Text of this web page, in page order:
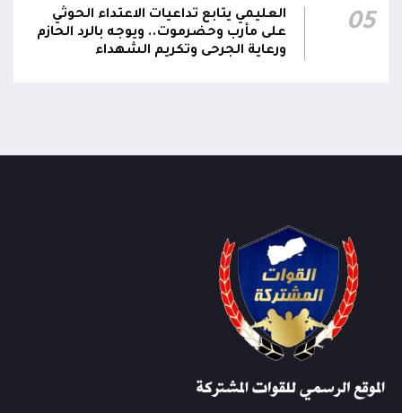
05
العليمي يتابع تداعيات الاعتداء الحوثي
على مأرب وحضرموت.. ويوجه بالرد الحازم
ورعاية الجرحى وتكريم الشهداء